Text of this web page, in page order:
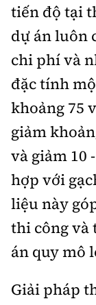
tiến độ tại
dự án luôn
chi phí và
đặc tính
khoảng 75
giảm
và giảm 10
hợp với
liệu này
thi công và
án quy mô
Giải pháp